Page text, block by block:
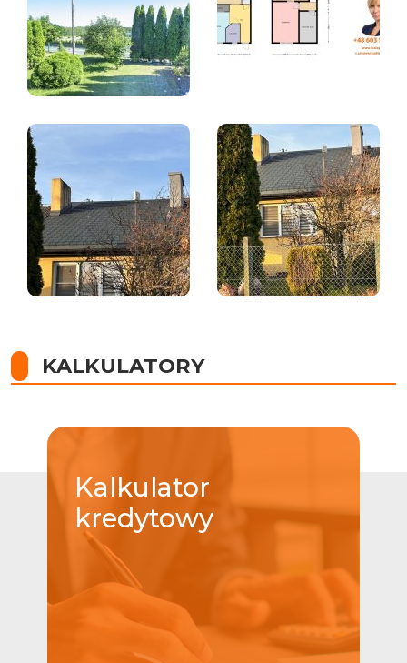
KALKULATORY
Kalkulator
kredytowy